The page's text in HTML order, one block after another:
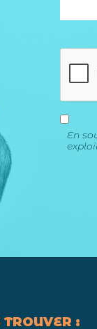
En
TROUVER :